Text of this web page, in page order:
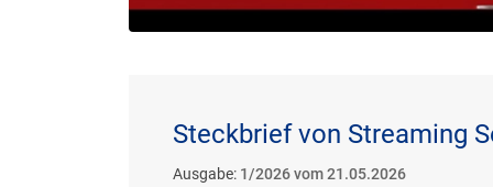
Steckbrief von Streaming
Ausgabe: 1/2026 vom 21.05.2026